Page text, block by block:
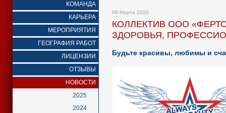
КОМАНДА
КАРЬЕРА
МЕРОПРИЯТИЯ
ГЕОГРАФИЯ РАБОТ
ЛИЦЕНЗИИ
ОТЗЫВЫ
НОВОСТИ
2025
2024
08 Марта 2020
КОЛЛЕКТИВ ООО
ЗДОРОВЬЯ,
Будьте красивы, любимы и